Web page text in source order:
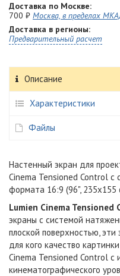
Доставка по Москве:
700 ₽ Москва, в пределах
Доставка в регионы:
Предварительный расчет
Описание
Характеристики
Файлы
Настенный экран для
Cinema Tensioned Control с
формата 16:9 (96", 235x155
Lumien Cinema Tensioned
экраны с системой
плоской поверхностью,
для кого качество
Сinema Tensioned Control с
кинематографического